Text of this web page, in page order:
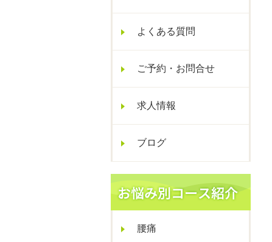
よくある質問
ご予約・お問合せ
求人情報
ブログ
腰痛